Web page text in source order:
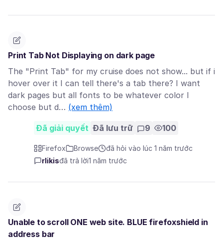
Print Tab Not Displaying on dark page
The "Print Tab" for my cruise does not show... but if i
hover over it I can tell there's a tab there? I want
dark pages but all fonts to be whatever color I
choose but d… (xem thêm)
Đã giải quyết Đã lưu trữ 9 100
Firefox Browse
đã hỏi vào lúc 1 năm trước
rlikisđã trả lời1 năm trước
Unable to scroll ONE web site. BLUE firefoxshield in
address bar